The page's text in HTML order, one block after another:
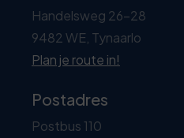
Handelsweg 26-28
9482 WE, Tynaarlo
Plan je route in!
Postadres
Postbus 110